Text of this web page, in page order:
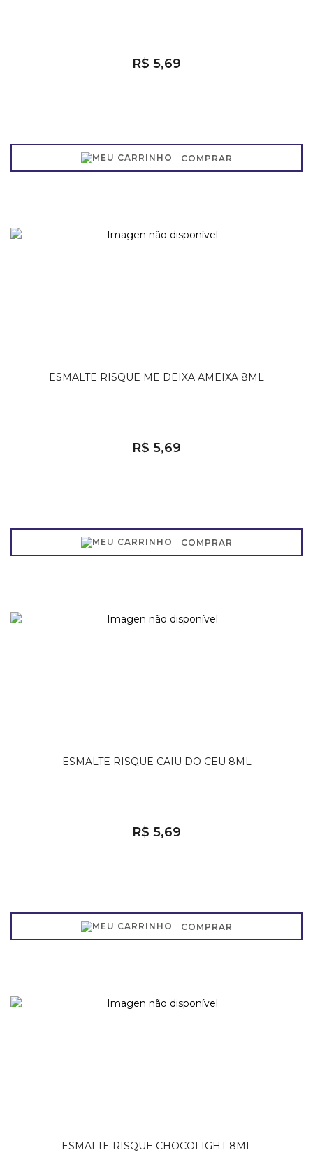
R$ 5,69
COMPRAR
ESMALTE RISQUE ME DEIXA AMEIXA 8ML
R$ 5,69
COMPRAR
ESMALTE RISQUE CAIU DO CEU 8ML
R$ 5,69
COMPRAR
ESMALTE RISQUE CHOCOLIGHT 8ML